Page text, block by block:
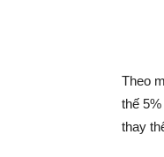
Theo
thế
thay